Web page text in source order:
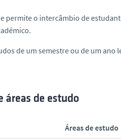
e permite o intercâmbio de
de um semestre ou de um ano
áreas de estudo
Áreas de estudo